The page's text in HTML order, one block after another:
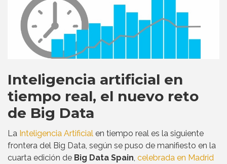
Inteligencia artificial en
tiempo real, el nuevo reto
de Big Data
La Inteligencia Artificial en tiempo real es la siguiente
frontera del Big Data, según se puso de manifiesto en la
cuarta edición de Big Data Spain, celebrada en Madrid